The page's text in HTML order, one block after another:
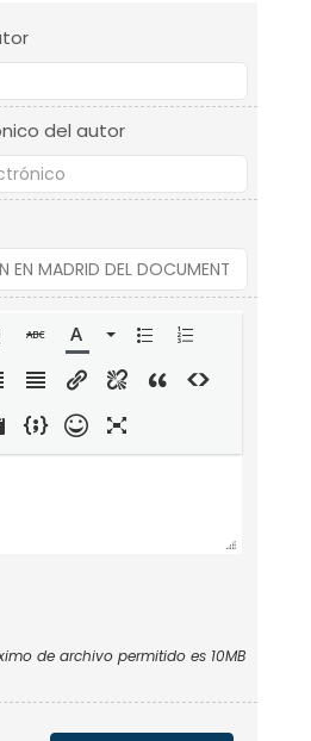
del autor
de archivo permitido es 10MB